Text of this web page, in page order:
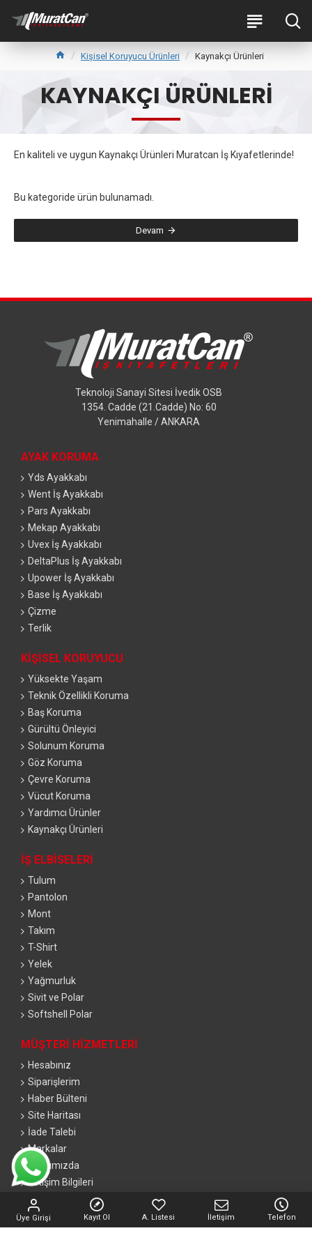
Kişisel Koruyucu Ürünleri Kaynakçı Ürünleri
KAYNAKÇI ÜRÜNLERI
En kaliteli ve uygun Kaynakçı Ürünleri Muratcan İş Kıyafetlerinde!
Bu kategoride ürün bulunamadı.
Devam
Teknoloji Sanayi Sitesi İvedik OSB
1354. Cadde (21.Cadde) No: 60
Yenimahalle / ANKARA
AYAK KORUMA
Yds Ayakkabı
Went İş Ayakkabı
Pars Ayakkabı
Mekap Ayakkabı
Uvex İş Ayakkabı
DeltaPlus İş Ayakkabı
Upower İş Ayakkabı
Base İş Ayakkabı
Çizme
Terlik
KIŞISEL KORUYUCU
Yüksekte Yaşam
Teknik Özellikli Koruma
Baş Koruma
Gürültü Önleyici
Solunum Koruma
Göz Koruma
Çevre Koruma
Vücut Koruma
Yardımcı Ürünler
Kaynakçı Ürünleri
İŞ ELBISELERI
Tulum
Pantolon
Mont
Takım
T-Shirt
Yelek
Yağmurluk
Sivit ve Polar
Softshell Polar
MÜŞTERI HIZMETLERI
Hesabınız
Siparişlerim
Haber Bülteni
Site Haritası
İade Talebi
Markalar
Hakkımızda
İletişim Bilgileri
Tüm bilgileriniz 256bit SSL Sertifikası ile korunmaktadır.
Üye Girişi Kayıt Ol A. Listesi İletişim Telefon